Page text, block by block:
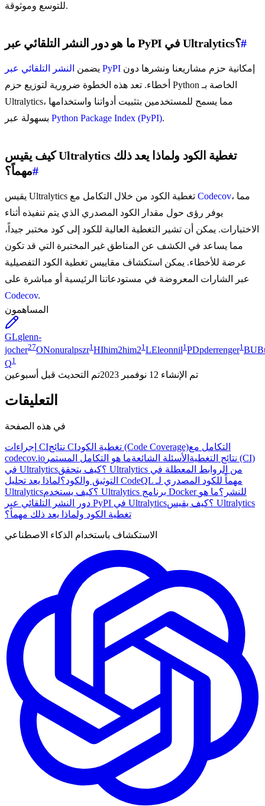
للتوسع وموثوقة.
ما هو دور النشر التلقائي عبر PyPI في Ultralytics؟#
يضمن النشر التلقائي عبر PyPI
أخطاء. تعد هذه الخطوة ضرورية لتوزيع حزم Python الخاصة بـ
Ultralytics، مما يسمح للمستخدمين بتثبيت أدواتنا واستخدامها
Python Package Index (PyPI).
كيف يقيس Ultralytics تغطية الكود ولماذا يعد ذلك
مهماً؟#
Codecov، مما
يوفر رؤى حول مقدار الكود المصدري الذي يتم تنفيذه أثناء
الاختبارات. يمكن أن تشير التغطية العالية للكود إلى كود مختبر جيداً،
مما يساعد في الكشف عن المناطق غير المختبرة التي قد تكون
عرضة للأخطاء. يمكن استكشاف مقاييس تغطية الكود التفصيلية
عبر الشارات المعروضة في مستودعاتنا الرئيسية أو مباشرة على
Codecov.
المساهمون
GLglenn-
jocher27ONonuralpszr1HIhim2him21LEleonnil1PDpderrenger1BU
Q1
تم الإنشاء 12 نوفمبر 2023 تم التحديث قبل أسبوعين
التعليقات
في هذه الصفحة
إجراءات CI نتائج CI تغطية الكود (Code Coverage)التكامل مع
codecov.io
نتائج التغطية الأسئلة الشائعةما هو التكامل المستمر (CI)
في Ultralytics؟كيف يتحقق Ultralytics من الروابط المعطلة في
التوثيق والكود؟لماذا يعد تحليل CodeQL مهماً للكود المصدري لـ
Ultralytics؟
كيف يستخدم Ultralytics برنامج Docker للنشر؟ما هو
دور النشر التلقائي عبر PyPI في Ultralytics؟كيف يقيس Ultralytics
تغطية الكود ولماذا يعد ذلك مهماً؟
الاستكشاف باستخدام الذكاء الاصطناعي